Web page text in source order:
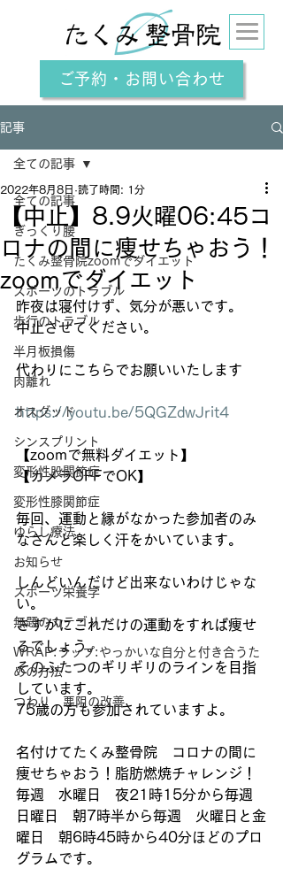
ご予約・お問い合わせ
記事
全ての記事
ぎっくり腰
たくみ整骨院zoomでダイエット
スポーツのトラブル
歩行のトラブル
半月板損傷
肉離れ
オスグッド
シンスプリント
変形性股関節症
変形性膝関節症
ゆらし療法
お知らせ
スポーツ栄養学
無題のカテゴリー
WRAP:ラップ:やっかいな自分と付き合うた
めの方法
つわり 悪阻の改善
全ての記事
【中止】8.9火曜06:45コ
ロナの間に痩せちゃおう！
zoomでダイエット
2022年8月8日 読了時間: 1分
昨夜は寝付けず、気分が悪いです。
中止させてください。
代わりにこちらでお願いいたします
https://youtu.be/5QGZdwJrit4
【zoomで無料ダイエット】
【カメラOFFでOK】
毎回、運動と縁がなかった参加者のみ
なさんと楽しく汗をかいています。
しんどいんだけど出来ないわけじゃな
い。
さすがにこれだけの運動をすれば痩せ
るでしょう。
そのふたつのギリギリのラインを目指
しています。
75歳の方も参加されていますよ。
名付けてたくみ整骨院　コロナの間に
痩せちゃおう！脂肪燃焼チャレンジ！
毎週　水曜日　夜21時15分から毎週
日曜日　朝7時半から毎週　火曜日と金
曜日　朝6時45時から40分ほどのプロ
グラムです。